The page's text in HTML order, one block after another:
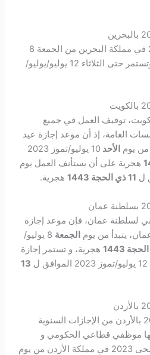
تبدأ إجازة عيد الأضحى 2023 في مملكة البحرين من الجمعة 8
يوليو/تموز وهو وقفة عرفة، وتستمر حتى الثلاثاء 12 يوليو/يوليو/
توقيف العمل في جميع
العامة، إذ أن موعد إجازة عيد
الأحد
10 يوليو/تموز 2023
هجرية على أن يستأنف العمل يوم
11 ذي الحجة 1443 هجرية.
لسلطنة عمان، فإن موعد إجازة
الجمعة
8 يوليو/
هجرية، و تستمر إجازة
13
تعتبر إجازة عيد الأضحى 2023 بالأردن من الإجازات السنوية
موظفي قطاعي الحكومي و
من يوم